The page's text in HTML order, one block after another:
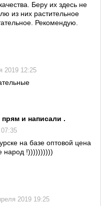
Беру их здесь не
из них растительное
Рекомендую.
2019 12:25
и написали .
на базе оптовой цена
народ !))))))))))
2019 19:25